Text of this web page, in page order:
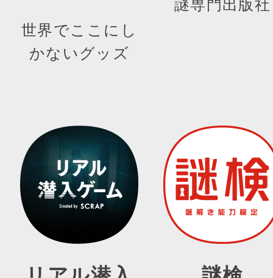
世界でここにし
かないグッズ